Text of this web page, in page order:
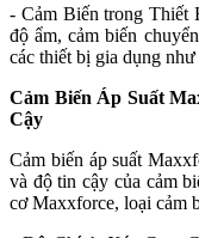
- Cảm Biến trong Thiết
độ ẩm, cảm biến
các thiết bị gia dụng
Cảm Biến Áp Suất
Cậy
Cảm biến áp suất
và độ tin cậy của cảm
cơ Maxxforce, loại cảm